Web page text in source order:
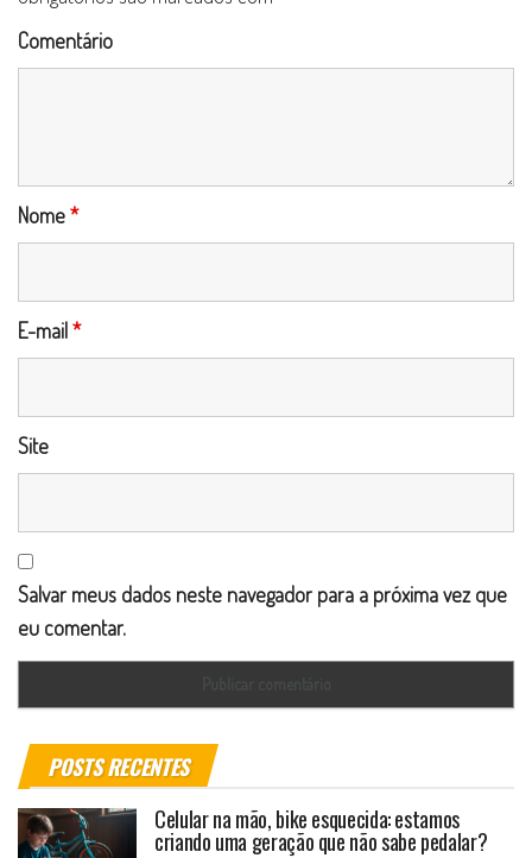
Comentário
Nome*
E-mail*
Site
Salvar meus dados neste navegador para a próxima vez que
eu comentar.
POSTS RECENTES
Celular na mão, bike esquecida: estamos
criando uma geração que não sabe pedalar?